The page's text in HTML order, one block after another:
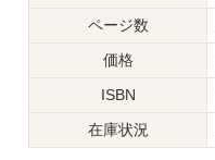
ページ数
価格
ISBN
在庫状況